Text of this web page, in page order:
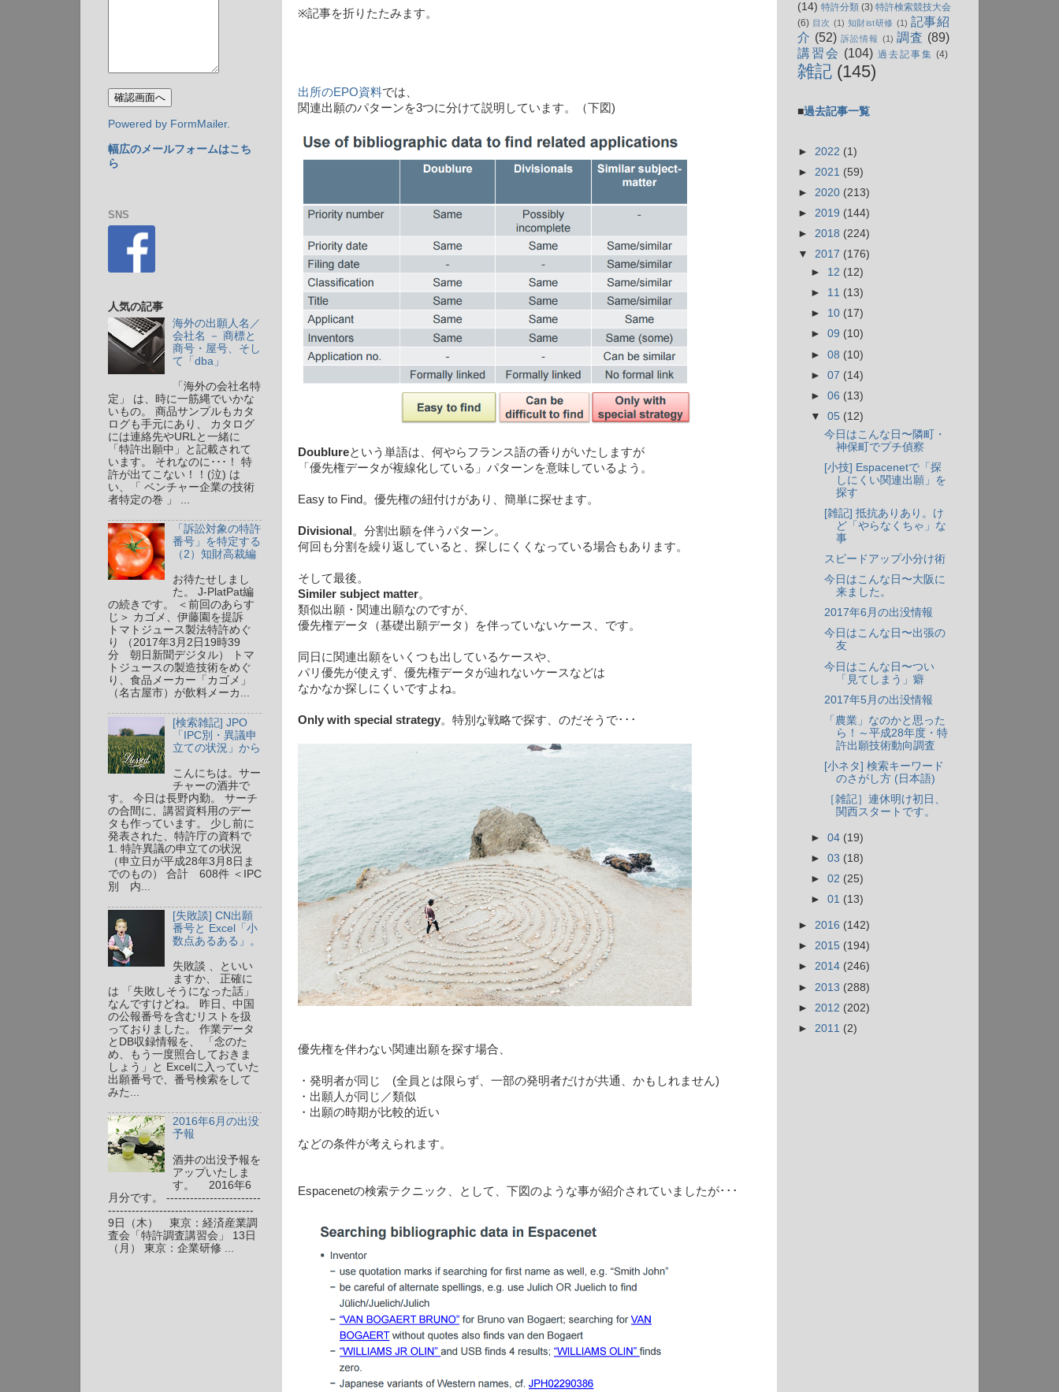
※記事を折りたたみます。
出所のEPO資料では、
関連出願のパターンを3つに分けて説明しています。（下図)
Doublureという単語は、何やらフランス語の香りがいたしますが
「優先権データが複線化している」パターンを意味しているよう。
Easy to Find。優先権の紐付けがあり、簡単に探せます。
Divisional 。分割出願を伴うパターン。
何回も分割を繰り返していると、探しにくくなっている場合もあります。
そして最後。
Similer subject matter。
類似出願・関連出願なのですが、
優先権データ（基礎出願データ）を伴っていないケース、です。
同日に関連出願をいくつも出しているケースや、
パリ優先が使えず、優先権データが辿れないケースなどは
なかなか探しにくいですよね。
Only with special strategy。特別な戦略で探す、のだそうで･･･
優先権を伴わない関連出願を探す場合、
・発明者が同じ (全員とは限らず、一部の発明者だけが共通、かもしれません)
・出願人が同じ／類似
・出願の時期が比較的近い
などの条件が考えられます。
Espacenetの検索テクニック、として、下図のような事が紹介されていましたが･･･
Powered by FormMailer.
幅広のメールフォームはこち
ら
SNS
人気の記事
海外の出願人名／
会社名 － 商標と
商号・屋号、そし
て「dba」
「海外の会社名特
定」 は、時に一筋縄でいかな
いもの。 商品サンプルもカタ
ログも手元にあり、 カタログ
には連絡先やURLと一緒に
「特許出願中」と記載されて
います。 それなのに･･･！ 特
許が出てこない！！(泣) は
い、「 ベンチャー企業の技術
者特定の巻 」 ...
「訴訟対象の特許
番号」を特定する
（2）知財高裁編
お待たせしまし
た。 J-PlatPat編
の続きです。 ＜前回のあらす
じ＞ カゴメ、伊藤園を提訴
トマトジュース製法特許めぐ
り （2017年3月2日19時39
分 朝日新聞デジタル） トマ
トジュースの製造技術をめぐ
り、食品メーカー「カゴメ」
（名古屋市）が飲料メーカ...
[検索雑記] JPO
「IPC別・異議申
立ての状況」から
こんにちは。サー
チャーの酒井で
す。 今日は長野内勤。 サーチ
の合間に、講習資料用のデー
タも作っています。 少し前に
発表された、特許庁の資料で
1. 特許異議の申立ての状況
（申立日が平成28年3月8日ま
でのもの） 合計 608件 ＜IPC
別 内...
[失敗談] CN出願
番号と Excel「小
数点あるある」。
失敗談 、といい
ますか、 正確に
は 「失敗しそうになった話」
なんですけどね。 昨日、中国
の公報番号を含むリストを扱
っておりました。 作業データ
とDB収録情報を、 「念のた
め、もう一度照合しておきま
しょう」と Excelに入っていた
出願番号で、番号検索をして
みた...
2016年6月の出没
予報
酒井の出没予報を
アップいたしま
す。 2016年6
月分です。 ------------------------
-------------------------------------
9日（木） 東京：経済産業調
査会「特許調査講習会」 13日
（月） 東京：企業研修 ...
(14) 特許分類 (3) 特許検索競技大会
(6) 目次 (1) 知財ist研修 (1) 記事紹
介 (52) 訴訟情報 (1) 調査 (89)
講習会 (104) 過去記事集 (4)
雑記 (145)
■過去記事一覧
► 2022 (1)
► 2021 (59)
► 2020 (213)
► 2019 (144)
► 2018 (224)
▼ 2017 (176)
► 12 (12)
► 11 (13)
► 10 (17)
►09 (10)
►08 (10)
►07 (14)
►06 (13)
▼05 (12)
今日はこんな日〜隣町・
神保町でプチ偵察
[小技] Espacenetで「探
しにくい関連出願」を
探す
[雑記] 抵抗ありあり。け
ど「やらなくちゃ」な
事
スピードアップ小分け術
今日はこんな日〜大阪に
来ました。
2017年6月の出没情報
今日はこんな日〜出張の
友
今日はこんな日〜つい
「見てしまう」癖
2017年5月の出没情報
「農業」なのかと思った
ら！～平成28年度・特
許出願技術動向調査
[小ネタ] 検索キーワード
のさがし方 (日本語)
［雑記］連休明け初日、
関西スタートです。
►04 (19)
►03 (18)
►02 (25)
►01 (13)
► 2016 (142)
► 2015 (194)
► 2014 (246)
► 2013 (288)
► 2012 (202)
► 2011 (2)